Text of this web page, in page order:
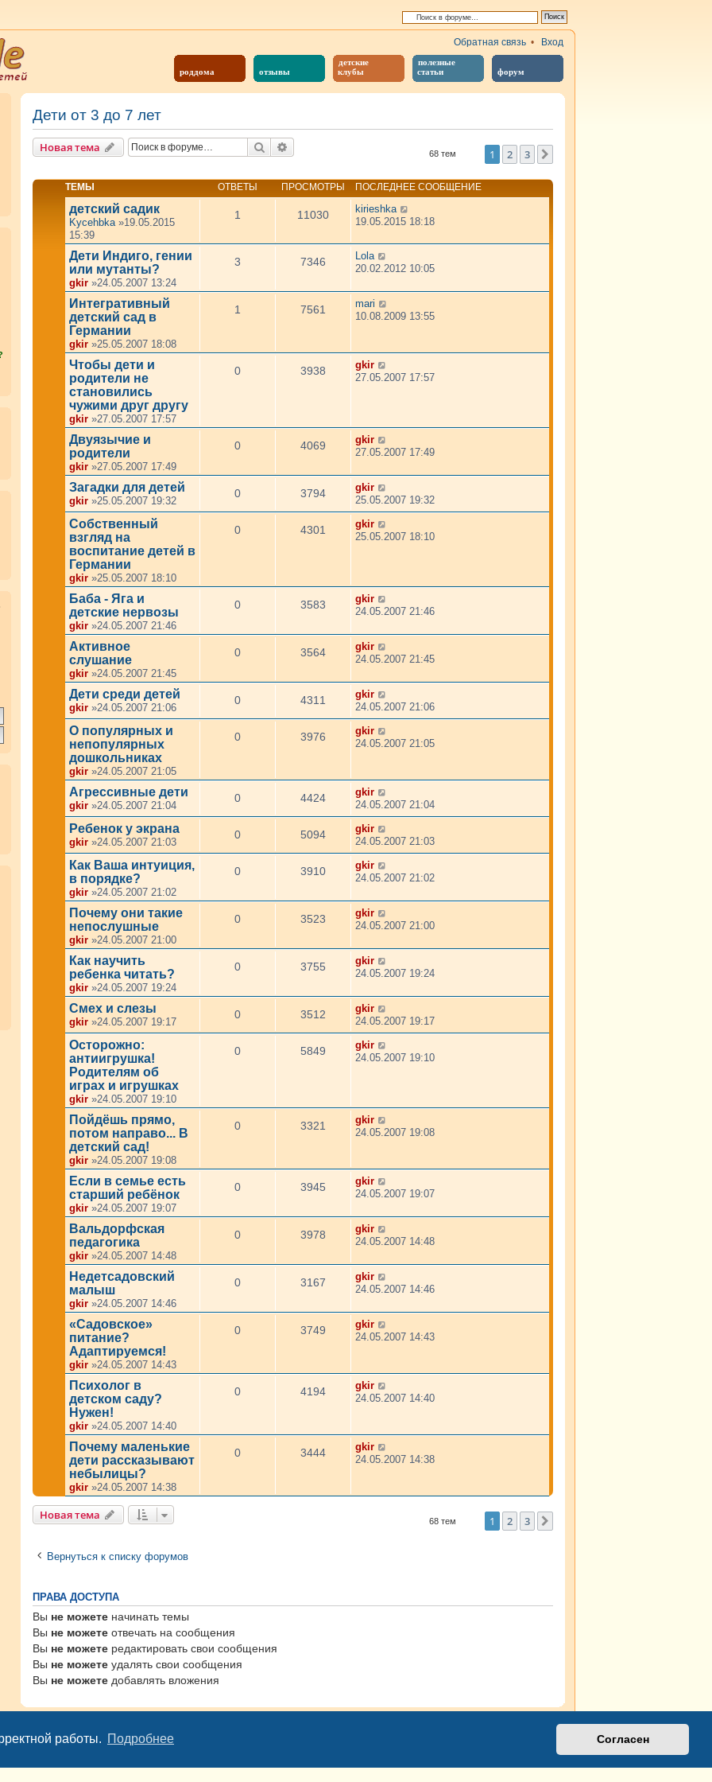
работы. Подробнее Согласен
роддома отзывы
детские
клубы
полезные
статьи
форум
Обратная связь • Вход
Дети от 3 до 7 лет
Новая тема Поиск 68 тем 1 2 3
ТЕМЫ ОТВЕТЫ ПРОСМОТРЫ ПОСЛЕДНЕЕ СООБЩЕНИЕ
детский садик
Kycehbka »19.05.2015
15:39
1 11030
kirieshka
19.05.2015 18:18
Дети Индиго, гении
или мутанты?
gkir »24.05.2007 13:24
3 7346
Lola
20.02.2012 10:05
Интегративный
детский сад в
Германии
gkir »25.05.2007 18:08
1 7561
mari
10.08.2009 13:55
Чтобы дети и
родители не
становились
чужими друг другу
gkir »27.05.2007 17:57
0 3938
gkir
27.05.2007 17:57
Двуязычие и
родители
gkir »27.05.2007 17:49
0 4069
gkir
27.05.2007 17:49
Загадки для детей
gkir »25.05.2007 19:32
0 3794
gkir
25.05.2007 19:32
Собственный
взгляд на
воспитание детей в
Германии
gkir »25.05.2007 18:10
0 4301
gkir
25.05.2007 18:10
Баба - Яга и
детские нервозы
gkir »24.05.2007 21:46
0 3583
gkir
24.05.2007 21:46
Активное
слушание
gkir »24.05.2007 21:45
0 3564
gkir
24.05.2007 21:45
Дети среди детей
gkir »24.05.2007 21:06
0 4311
gkir
24.05.2007 21:06
О популярных и
непопулярных
дошкольниках
gkir »24.05.2007 21:05
0 3976
gkir
24.05.2007 21:05
Агрессивные дети
gkir »24.05.2007 21:04
0 4424
gkir
24.05.2007 21:04
Ребенок у экрана
gkir »24.05.2007 21:03
0 5094
gkir
24.05.2007 21:03
Как Ваша интуиция,
в порядке?
gkir »24.05.2007 21:02
0 3910
gkir
24.05.2007 21:02
Почему они такие
непослушные
gkir »24.05.2007 21:00
0 3523
gkir
24.05.2007 21:00
Как научить
ребенка читать?
gkir »24.05.2007 19:24
0 3755
gkir
24.05.2007 19:24
Смех и слезы
gkir »24.05.2007 19:17
0 3512
gkir
24.05.2007 19:17
Осторожно:
антиигрушка!
Родителям об
играх и игрушках
gkir »24.05.2007 19:10
0 5849
gkir
24.05.2007 19:10
Пойдёшь прямо,
потом направо... В
детский сад!
gkir »24.05.2007 19:08
0 3321
gkir
24.05.2007 19:08
Если в семье есть
старший ребёнок
gkir »24.05.2007 19:07
0 3945
gkir
24.05.2007 19:07
Вальдорфская
педагогика
gkir »24.05.2007 14:48
0 3978
gkir
24.05.2007 14:48
Недетсадовский
малыш
gkir »24.05.2007 14:46
0 3167
gkir
24.05.2007 14:46
«Садовское»
питание?
Адаптируемся!
gkir »24.05.2007 14:43
0 3749
gkir
24.05.2007 14:43
Психолог в
детском саду?
Нужен!
gkir »24.05.2007 14:40
0 4194
gkir
24.05.2007 14:40
Почему маленькие
дети рассказывают
небылицы?
gkir »24.05.2007 14:38
0 3444
gkir
24.05.2007 14:38
Новая тема 68 тем 1 2 3
Вернуться к списку форумов
ПРАВА ДОСТУПА
Вы не можете начинать темы
Вы не можете отвечать на сообщения
Вы не можете редактировать свои сообщения
Вы не можете удалять свои сообщения
Вы не можете добавлять вложения
Powered byphpBB
Copyright © 2007 -